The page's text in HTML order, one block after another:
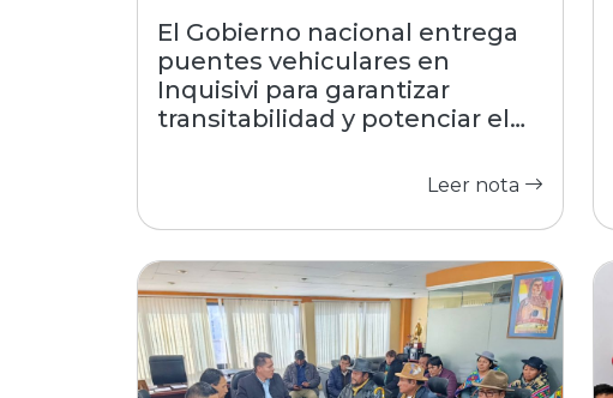
El Gobierno nacional entrega
puentes vehiculares en
Inquisivi para garantizar
transitabilidad y potenciar el
Leer nota